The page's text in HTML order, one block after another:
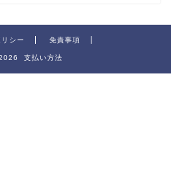
シー 免責事項
支払い方法